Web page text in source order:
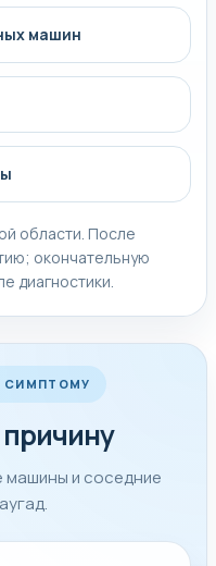
машин
области. После
окончательную
диагностики.
СИМПТОМУ
машины и соседние